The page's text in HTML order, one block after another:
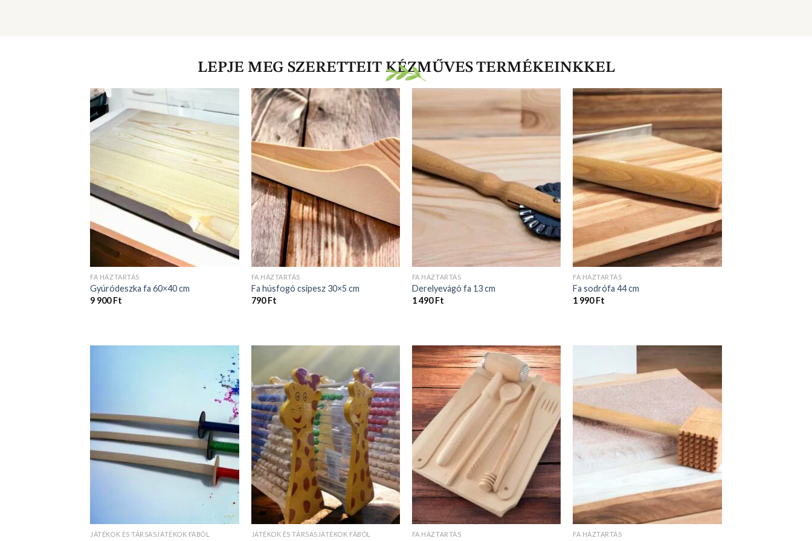
LEPJE MEG SZERETTEIT KÉZMŰVES TERMÉKEINKKEL
FA HÁZTARTÁS
Gyúródeszka fa 60×40 cm
9 900Ft
FA HÁZTARTÁS
Fa húsfogó csipesz 30×5 cm
790Ft
FA HÁZTARTÁS
Derelyevágó fa 13 cm
1 490Ft
FA HÁZTARTÁS
Fa sodrófa 44 cm
1 990Ft
JÁTÉKOK ÉS TÁRSASJÁTÉKOK FÁBÓL JÁTÉKOK ÉS TÁRSASJÁTÉKOK FÁBÓL FA HÁZTARTÁS FA HÁZTARTÁS